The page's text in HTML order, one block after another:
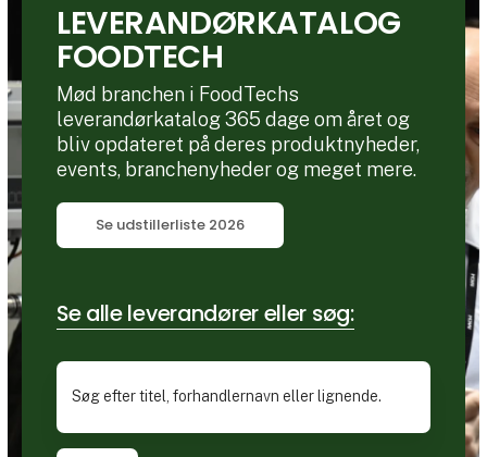
LEVERANDØRKATALOG
FOODTECH
Mød branchen i FoodTechs
leverandørkatalog 365 dage om året og
bliv opdateret på deres produktnyheder,
events, branchenyheder og meget mere.
Se udstillerliste 2026
Se alle leverandører eller søg: